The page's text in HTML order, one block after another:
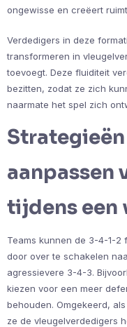
ongewisse en creëert
Verdedigers in deze
transformeren in
toevoegt. Deze fluiditeit
bezitten, zodat ze zich
naarmate het spel zich
aanpassen
tijdens een
Teams kunnen de 3-4-1-2
door over te schakelen
agressievere 3-4-3.
kiezen voor een meer
behouden. Omgekeerd,
ze de vleugelverdedigers